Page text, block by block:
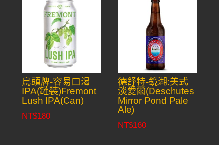
鳥頭牌-容易口渴
IPA(罐裝)Fremont
Lush IPA(Can)
NT$180
德舒特-鏡湖:美式
淡愛爾(Deschutes
Mirror Pond Pale
Ale)
NT$160